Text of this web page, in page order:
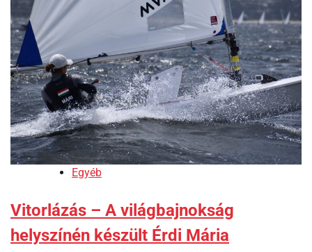
Egyéb
Vitorlázás – A világbajnokság
helyszínén készült Érdi Mária